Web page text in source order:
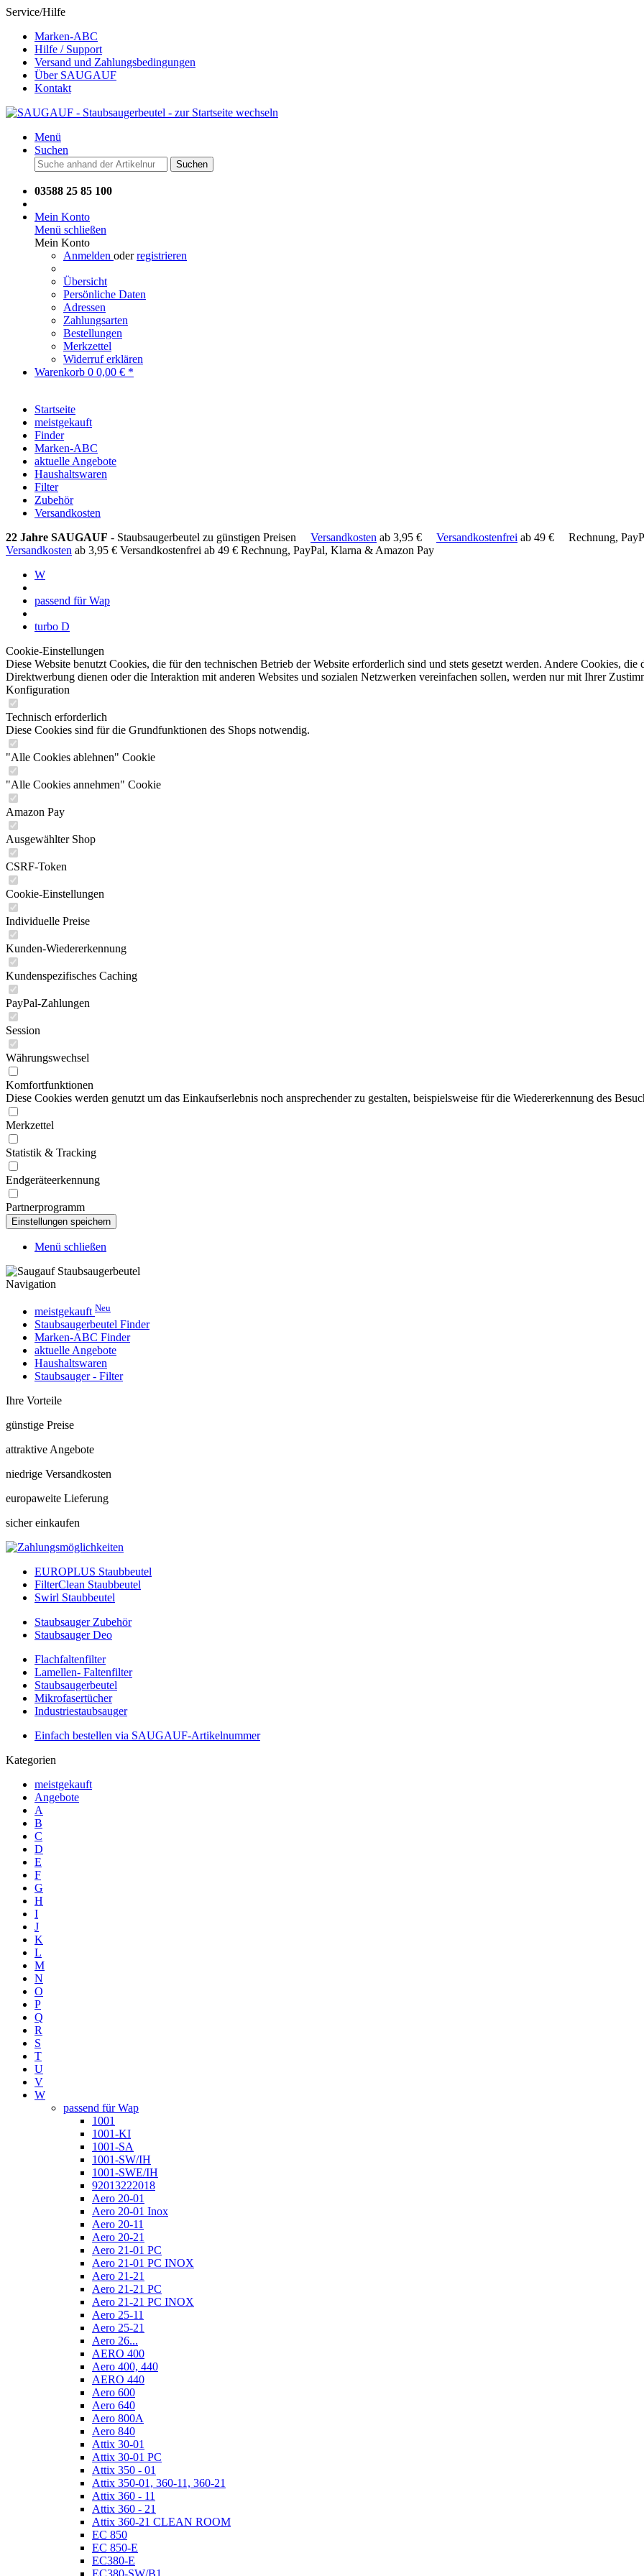
Service/Hilfe
Marken-ABC
Hilfe / Support
Versand und Zahlungsbedingungen
Über SAUGAUF
Kontakt
Menü
Suchen
Suchen
03588 25 85 100
Mein Konto
Menü schließen
Mein Konto
Anmelden oderregistrieren
Übersicht
Persönliche Daten
Adressen
Zahlungsarten
Bestellungen
Merkzettel
Widerruf erklären
Warenkorb 0 0,00 € *
Startseite
meistgekauft
Finder
Marken-ABC
aktuelle Angebote
Haushaltswaren
Filter
Zubehör
Versandkosten
22 Jahre SAUGAUF - Staubsaugerbeutel zu günstigen Preisen Versandkosten ab 3,95 € Versandkostenfrei ab 49 €
Rechnung,
Versandkosten ab 3,95 € Versandkostenfrei ab 49 € Rechnung, PayPal, Klarna & Amazon Pay
W
passend für Wap
turbo D
Cookie-Einstellungen
Diese Website benutzt Cookies, die für den technischen Betrieb der Website erforderlich sind und stets gesetzt werden. Andere Cookies,
Direktwerbung dienen oder die Interaktion mit anderen Websites und sozialen Netzwerken vereinfachen sollen, werden nur mit Ihrer
Konfiguration
Technisch erforderlich
Diese Cookies sind für die Grundfunktionen des Shops notwendig.
"Alle Cookies ablehnen" Cookie
"Alle Cookies annehmen" Cookie
Amazon Pay
Ausgewählter Shop
CSRF-Token
Cookie-Einstellungen
Individuelle Preise
Kunden-Wiedererkennung
Kundenspezifisches Caching
PayPal-Zahlungen
Session
Währungswechsel
Komfortfunktionen
Diese Cookies werden genutzt um das Einkaufserlebnis noch ansprechender zu gestalten, beispielsweise für die Wiedererkennung des
Merkzettel
Statistik & Tracking
Endgeräteerkennung
Partnerprogramm
Menü schließen
Navigation
meistgekauft Neu
Staubsaugerbeutel Finder
Marken-ABC Finder
aktuelle Angebote
Haushaltswaren
Staubsauger - Filter
Ihre Vorteile
günstige Preise
attraktive Angebote
niedrige Versandkosten
europaweite Lieferung
sicher einkaufen
EUROPLUS Staubbeutel
FilterClean Staubbeutel
Swirl Staubbeutel
Staubsauger Zubehör
Staubsauger Deo
Flachfaltenfilter
Lamellen- Faltenfilter
Staubsaugerbeutel
Mikrofasertücher
Industriestaubsauger
Einfach bestellen via SAUGAUF-Artikelnummer
Kategorien
meistgekauft
Angebote
A
B
C
D
E
F
G
H
I
J
K
L
M
N
O
P
Q
R
S
T
U
V
W
passend für Wap
1001
1001-KI
1001-SA
1001-SW/IH
1001-SWE/IH
92013222018
Aero 20-01
Aero 20-01 Inox
Aero 20-11
Aero 20-21
Aero 21-01 PC
Aero 21-01 PC INOX
Aero 21-21
Aero 21-21 PC
Aero 21-21 PC INOX
Aero 25-11
Aero 25-21
Aero 26...
AERO 400
Aero 400, 440
AERO 440
Aero 600
Aero 640
Aero 800A
Aero 840
Attix 30-01
Attix 30-01 PC
Attix 350 - 01
Attix 350-01, 360-11, 360-21
Attix 360 - 11
Attix 360 - 21
Attix 360-21 CLEAN ROOM
EC 850
EC 850-E
EC380-E